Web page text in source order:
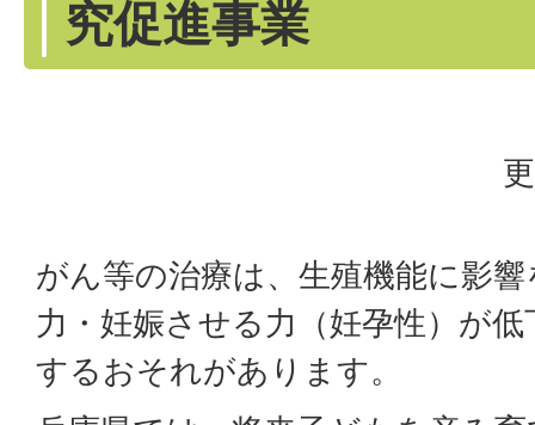
究促進事業
がん等の治療は、生殖機能に影
力・妊娠させる力（妊孕性）が
するおそれがあります。